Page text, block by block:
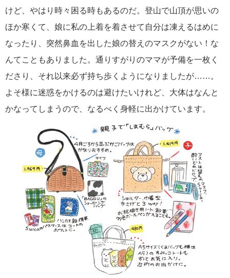
けど、やはり時々困る時もあるのだ。登山で山頂が思いの
ほか寒くて、娘に私の上着を着させて自分は凍えるはめに
なったり、突然鼻血を出した娘の替えのマスクがない！な
んてこともありました。通りすがりのママが予備を一枚く
ださり、それ以来必ず持ち歩くようになりましたが……。
よそ様に迷惑をかけるのは避けたいけれど、大体はなんと
かなってしまうので、なるべく身軽に出かけています。